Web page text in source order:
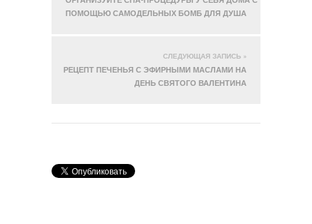
ПОМОЩЬЮ САМОДЕЛЬНЫХ БОМБ ДЛЯ ДУША
СЛЕДУЮЩАЯ ЗАПИСЬ »
РЕЦЕПТ ПЕЧЕНЬЯ С ЭФИРНЫМИ МАСЛАМИ НА
ДЕНЬ СВЯТОГО ВАЛЕНТИНА